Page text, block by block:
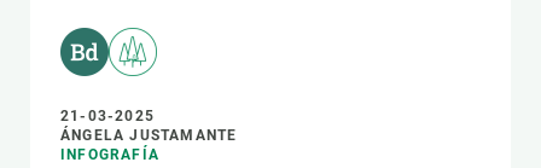
21-03-2025
ÁNGELA JUSTAMANTE
INFOGRAFÍA